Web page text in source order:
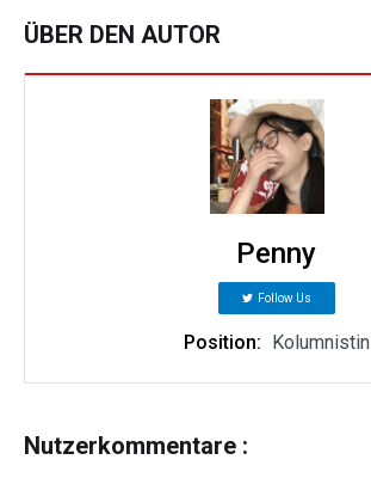
ÜBER DEN AUTOR
Penny
Follow Us
Position: Kolumnistin
Nutzerkommentare :